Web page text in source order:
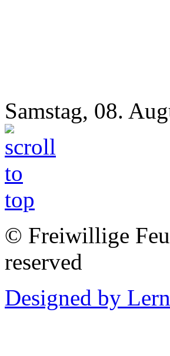
Samstag, 08.
© Freiwillige
reserved
Designed by